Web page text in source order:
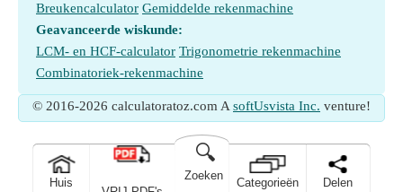
Breukencalculator Gemiddelde rekenmachine
Geavanceerde wiskunde:
LCM- en HCF-calculator Trigonometrie rekenmachine
Combinatoriek-rekenmachine
© 2016-2026 calculatoratoz.com A softUsvista Inc. venture!
Huis
🔍
Zoeken Categorieën Delen